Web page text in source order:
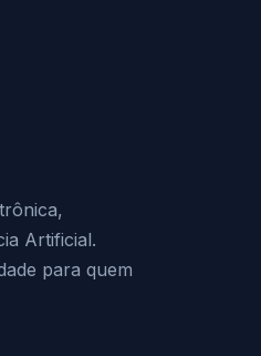
Artificial.
para quem